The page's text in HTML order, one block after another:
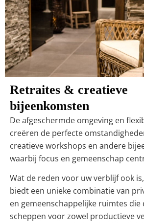
Retraites & creatieve
bijeenkomsten
De afgeschermde omgeving en
creëren de perfecte
creatieve workshops en andere
waarbij focus en gemeenschap
Wat de reden voor uw verblijf ook
biedt een unieke combinatie van
en gemeenschappelijke ruimtes die
scheppen voor zowel productieve